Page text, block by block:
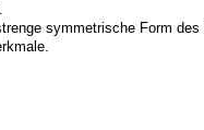
symmetrische Form